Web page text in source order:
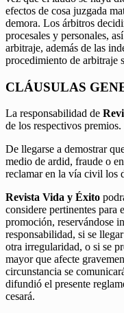
efectos de cosa juzgada
demora. Los árbitros
procesales y personales,
arbitraje, además de las
procedimiento de arbitraje
CLÁUSULAS
La responsabilidad de
de los respectivos premios.
De llegarse a demostrar
medio de ardid, fraude o
reclamar en la vía civil los
Revista Vida y Éxito
considere pertinentes para
promoción, reservándose
responsabilidad, si se
otra irregularidad, o si se
mayor que afecte
circunstancia se
difundió el presente
cesará.